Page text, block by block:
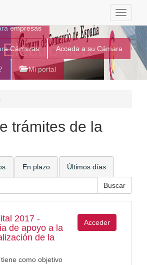
Toggle
empresas
Cámaras Acceda a su Cámara
Mi portal
trámites de la
En plazo Últimos días
2017 -
de apoyo a la
de la
como objetivo
Acceder